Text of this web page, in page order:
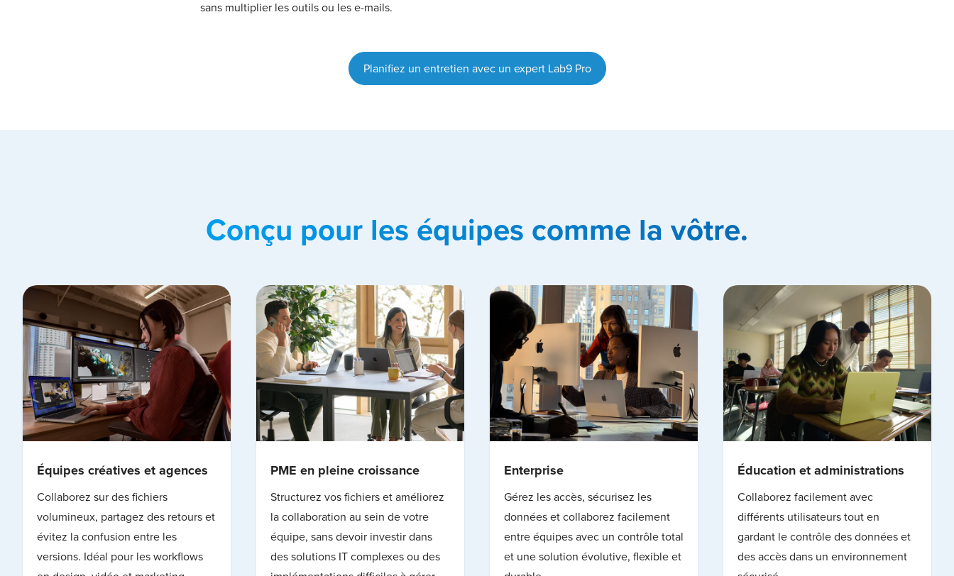
sans multiplier les outils ou les e-mails.
Planifiez un entretien avec un expert Lab9 Pro
Conçu pour les équipes comme la vôtre.
Équipes créatives et agences
Collaborez sur des fichiers
volumineux, partagez des retours et
évitez la confusion entre les
versions. Idéal pour les workflows
PME en pleine croissance
Structurez vos fichiers et améliorez
la collaboration au sein de votre
équipe, sans devoir investir dans
des solutions IT complexes ou des
Enterprise
Gérez les accès, sécurisez les
données et collaborez facilement
entre équipes avec un contrôle total
et une solution évolutive, flexible et
Éducation et administrations
Collaborez facilement avec
différents utilisateurs tout en
gardant le contrôle des données et
des accès dans un environnement